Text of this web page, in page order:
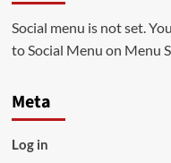
Social menu is not set.
to Social Menu on Menu
Meta
Log in